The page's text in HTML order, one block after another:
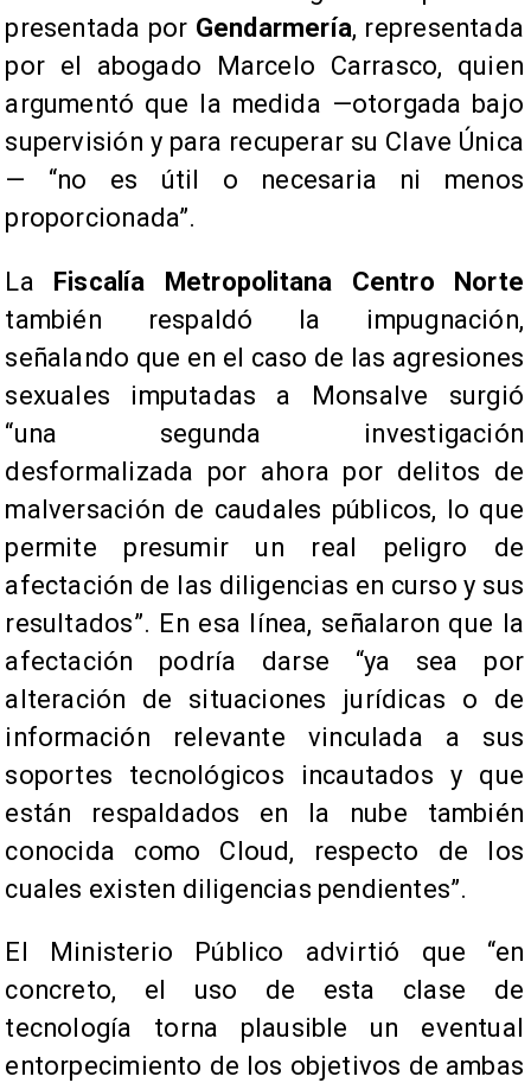
presentada por Gendarmería, representada
por el abogado Marcelo Carrasco, quien
argumentó que la medida —otorgada bajo
supervisión y para recuperar su Clave Única
— “no es útil o necesaria ni menos
proporcionada”.
La Fiscalía Metropolitana Centro Norte
también respaldó la impugnación,
señalando que en el caso de las agresiones
sexuales imputadas a Monsalve surgió
“una segunda investigación
desformalizada por ahora por delitos de
malversación de caudales públicos, lo que
permite presumir un real peligro de
afectación de las diligencias en curso y sus
resultados”. En esa línea, señalaron que la
afectación podría darse “ya sea por
alteración de situaciones jurídicas o de
información relevante vinculada a sus
soportes tecnológicos incautados y que
están respaldados en la nube también
conocida como Cloud, respecto de los
cuales existen diligencias pendientes”.
El Ministerio Público advirtió que “en
concreto, el uso de esta clase de
tecnología torna plausible un eventual
entorpecimiento de los objetivos de ambas